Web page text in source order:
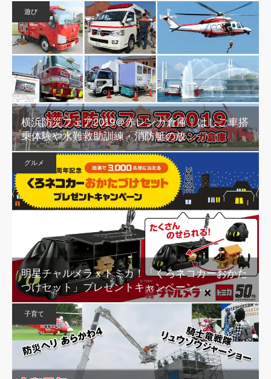
遊び
横浜防災フェア2019＠赤レンガ倉庫！はしご車搭
乗体験や水難救助訓練・消防艇の放…
グルメ
明星チャルメラｘトミカ！「くろネコカーおかた
づけセット」プレゼントキャンペーン …
子育て